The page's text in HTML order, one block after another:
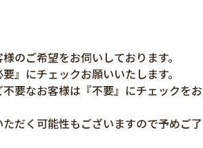
のご希望をお伺いしております。
』にチェックお願いいたします。
要なお客様は『不要』にチェックをお
だく可能性もございますので予めご了